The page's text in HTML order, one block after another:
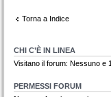
Torna a Indice
CHI C’È IN LINEA
Visitano il forum: Nessuno e
PERMESSI FORUM